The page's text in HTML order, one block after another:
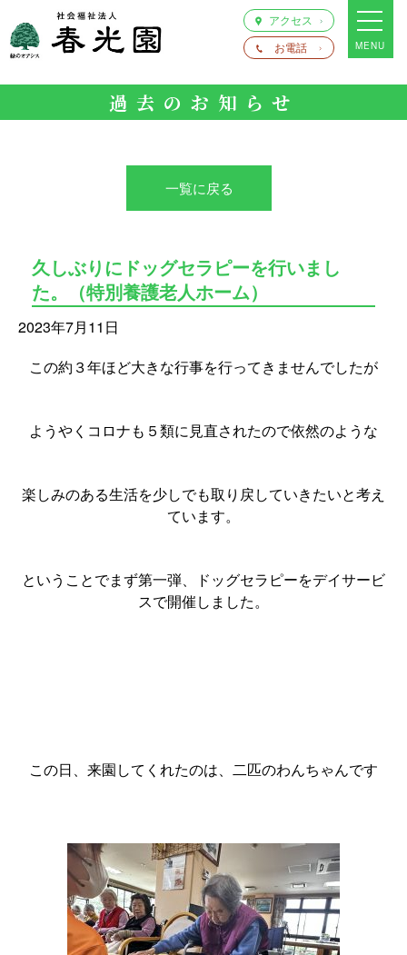
アクセス
お電話
MENU
過去のお知らせ
一覧に戻る
久しぶりにドッグセラピーを行いまし
た。（特別養護老人ホーム）
2023年7月11日
この約３年ほど大きな行事を行ってきませんでしたが
ようやくコロナも５類に見直されたので依然のような
楽しみのある生活を少しでも取り戻していきたいと考え
ています。
ということでまず第一弾、ドッグセラピーをデイサービ
スで開催しました。
この日、来園してくれたのは、二匹のわんちゃんです